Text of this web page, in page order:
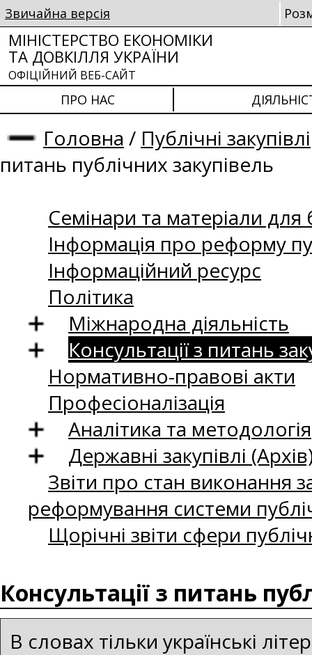
Звичайна версія
МІНІСТЕРСТВО ЕКОНОМІКИ
ТА ДОВКІЛЛЯ УКРАЇНИ
ОФІЦІЙНИЙ ВЕБ-САЙТ
ПРО НАС
Головна / Публічні закупівлі
питань публічних закупівель
Семінари та матеріали для
Інформація про реформу
Інформаційний ресурс
Політика
Міжнародна діяльність
Консультації з питань
Нормативно-правові акти
Професіоналізація
Аналітика та методологія
Державні закупівлі
Звіти про стан виконання
реформування системи
Щорічні звіти сфери
Консультації з питань
В словах тільки українські